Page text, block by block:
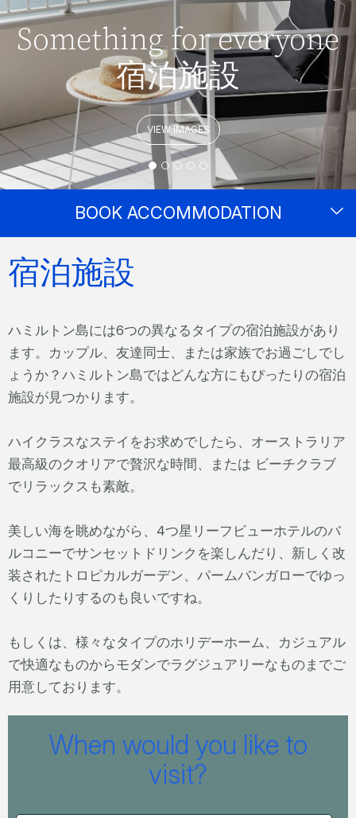
Something for everyone
宿泊施設
VIEW IMAGES
BOOK ACCOMMODATION
宿泊施設
ハミルトン島には6つの異なるタイプの宿泊施設があり
ます。カップル、友達同士、または家族でお過ごしでし
ょうか？ハミルトン島ではどんな方にもぴったりの宿泊
施設が見つかります。
ハイクラスなステイをお求めでしたら、オーストラリア
最高級のクオリアで贅沢な時間、または ビーチクラブ
でリラックスも素敵。
美しい海を眺めながら、4つ星リーフビューホテルのバ
ルコニーでサンセットドリンクを楽しんだり、新しく改
装されたトロピカルガーデン、パームバンガローでゆっ
くりしたりするのも良いですね。
もしくは、様々なタイプのホリデーホーム、カジュアル
で快適なものからモダンでラグジュアリーなものまでご
用意しております。
When would you like to
visit?